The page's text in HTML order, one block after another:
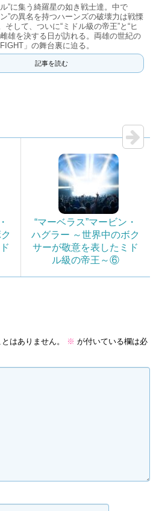
”に集う綺羅星の如き戦士達。中で
”の異名を持つハーンズの破壊力は戦慄
そして、ついに“ミドル級の帝王”と“ヒ
雌雄を決する日が訪れる。両雄の世紀の
」の舞台裏に迫る。
記事を読む
“マーベラス”マービン・
ハグラー ～世界中のボク
サーが敬意を表したミド
ル級の帝王～⑥
はありません。 ※ が付いている欄は必